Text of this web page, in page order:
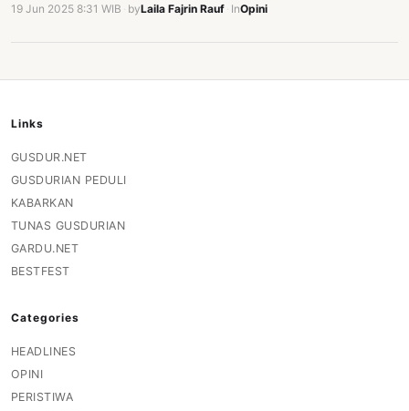
19 Jun 2025 8:31 WIB byLaila Fajrin Rauf InOpini
Links
GUSDUR.NET
GUSDURIAN PEDULI
KABARKAN
TUNAS GUSDURIAN
GARDU.NET
BESTFEST
Categories
HEADLINES
OPINI
PERISTIWA